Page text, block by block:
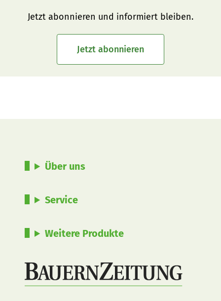
Jetzt abonnieren und informiert bleiben.
Jetzt abonnieren
Über uns
Service
Weitere Produkte